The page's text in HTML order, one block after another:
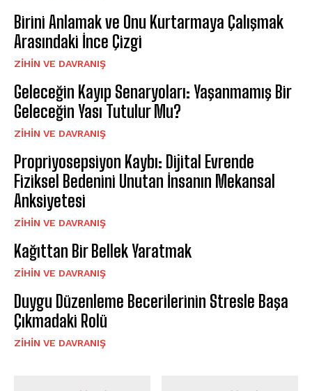
Birini Anlamak ve Onu Kurtarmaya Çalışmak
Arasındaki İnce Çizgi
⁠ZIHIN VE DAVRANIŞ
Geleceğin Kayıp Senaryoları: Yaşanmamış Bir
Geleceğin Yası Tutulur Mu?
⁠ZIHIN VE DAVRANIŞ
Propriyosepsiyon Kaybı: Dijital Evrende
Fiziksel Bedenini Unutan İnsanın Mekansal
Anksiyetesi
⁠ZIHIN VE DAVRANIŞ
Kağıttan Bir Bellek Yaratmak
⁠ZIHIN VE DAVRANIŞ
Duygu Düzenleme Becerilerinin Stresle Başa
Çıkmadaki Rolü
⁠ZIHIN VE DAVRANIŞ